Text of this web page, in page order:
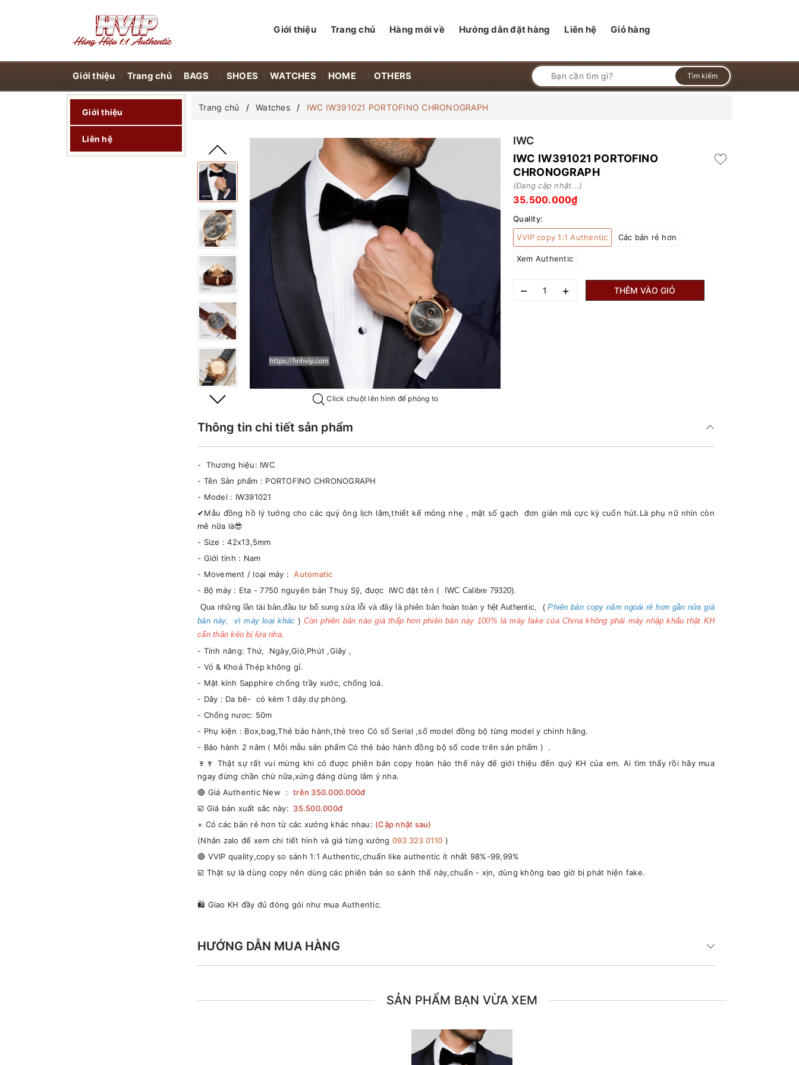
Giới thiệu Trang chủ Hàng mới về Hướng dẫn đặt hàng Liên hệ Giỏ hàng
Giới thiệu Trang chủ BAGS SHOES WATCHES HOME OTHERS Tìm kiếm
Giới thiệu
Liên hệ
Trang chủ Watches IWC IW391021 PORTOFINO CHRONOGRAPH
Click chuột lên hình để phóng to
IWC
IWC IW391021 PORTOFINO
CHRONOGRAPH
(Đang cập nhật...)
35.500.000₫
Quality:
VVIP copy 1:1 Authentic
Các bản rẻ hơn
Xem Authentic
– + THÊM VÀO GIỎ
Thông tin chi tiết sản phẩm
- Thương hiệu: IWC
- Tên Sản phẩm : PORTOFINO CHRONOGRAPH
- Model : IW391021
✔Mẫu đồng hồ lý tưởng cho các quý ông lịch lãm,thiết kế mỏng nhẹ , mặt số gạch đơn giản mà cực kỳ cuốn hút.Là phụ nữ nhìn còn
mê nữa là😎
- Size : 42x13,5mm
- Giới tính : Nam
- Movement / loại máy :Automatic
- Bộ máy : Eta - 7750 nguyên bản Thuỵ Sỹ, được IWC đặt tên (
IWC Calibre 79320).
Qua những lần tái bản,đầu tư bổ sung sửa lỗi và đây là phiên bản hoàn toàn y hệt Authentic, (Phiên bản copy năm ngoái rẻ hơn gần nửa giá
bản này, vì máy loại khác ) Còn phiên bản nào giá thấp hơn phiên bản này 100% là máy fake của China không phải máy nhập khẩu thật KH
cẩn thận kẻo bị lừa nha.
- Tính năng: Thứ, Ngày,Giờ,Phút ,Giây ,
- Vỏ & Khoá Thép không gỉ.
- Mặt kính Sapphire chống trầy xước, chống loá.
- Dây : Da bê- có kèm 1 dây dự phòng.
- Chống nươc: 50m
- Phụ kiện : Box,bag,Thẻ bảo hành,thẻ treo Có số Serial ,số model đồng bộ từng model y chính hãng.
- Bảo hành 2 năm ( Mỗi mẫu sản phẩm Có thẻ bảo hành đồng bộ số code trên sản phẩm ) .
🍷🍷 Thật sự rất vui mừng khi có được phiên bản copy hoàn hảo thế này để giới thiệu đến quý KH của em. Ai tìm thấy rồi hãy mua
ngay đừng chần chừ nữa,xứng đáng dùng lắm ý nha.
🔴 Giá Authentic New : trên 350.000.000đ
☑️ Giá bản xuất sắc này: 35.500.000đ
+ Có các bản rẻ hơn từ các xưởng khác nhau: (Cập nhật sau)
(Nhắn zalo để xem chi tiết hình và giá từng xưởng 093 323 0110 )
🔴 VVIP quality,copy so sánh 1:1 Authentic,chuẩn like authentic ít nhất 98%-99,99%
☑️ Thật sự là dùng copy nên dùng các phiên bản so sánh thế này,chuẩn - xịn, dùng không bao giờ bị phát hiện fake.
🛍 Giao KH đầy đủ đóng gói như mua Authentic.
HƯỚNG DẪN MUA HÀNG
SẢN PHẨM BẠN VỪA XEM